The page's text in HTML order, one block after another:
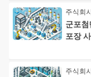
주식회
군포
포장
주식회